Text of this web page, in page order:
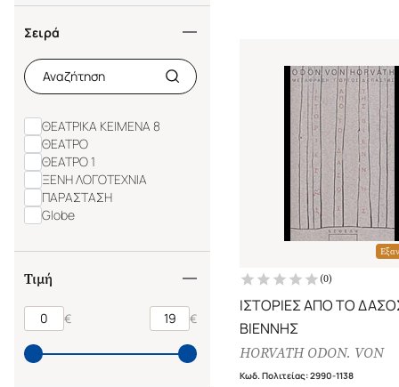
Σειρά
ΘΕΑΤΡΙΚΑ ΚΕΙΜΕΝΑ 8
ΘΕΑΤΡΟ
ΘΕΑΤΡΟ 1
ΞΕΝΗ ΛΟΓΟΤΕΧΝΙΑ
ΠΑΡΑΣΤΑΣΗ
Globe
Τιμή
€ €
(0)
ΙΣΤΟΡΙΕΣ ΑΠΟ ΤΟ
ΒΙΕΝΝΗΣ
HORVATH ODON. VON
Κωδ. Πολιτείας:2990-1138